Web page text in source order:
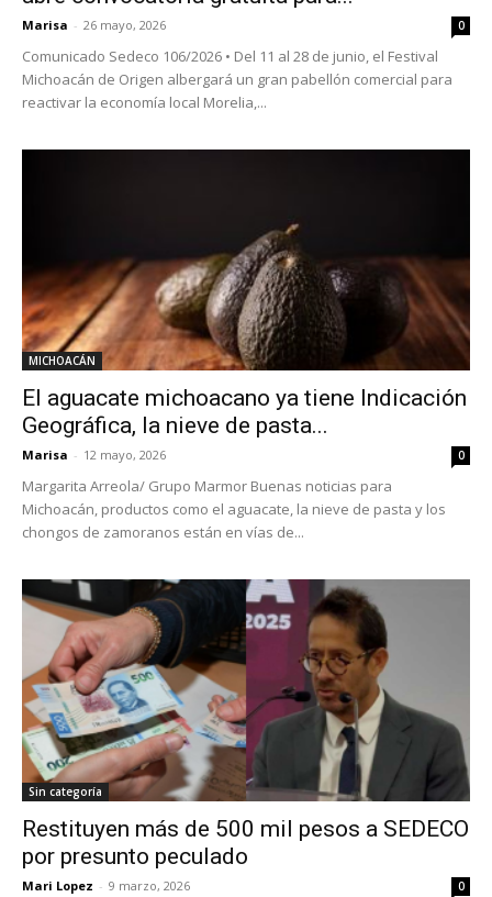
Marisa - 26 mayo, 2026 0
Comunicado Sedeco 106/2026 • Del 11 al 28 de junio, el Festival
Michoacán de Origen albergará un gran pabellón comercial para
reactivar la economía local Morelia,...
MICHOACÁN
El aguacate michoacano ya tiene Indicación
Geográfica, la nieve de pasta...
Marisa - 12 mayo, 2026 0
Margarita Arreola/ Grupo Marmor Buenas noticias para
Michoacán, productos como el aguacate, la nieve de pasta y los
chongos de zamoranos están en vías de...
Sin categoría
Restituyen más de 500 mil pesos a SEDECO
por presunto peculado
Mari Lopez - 9 marzo, 2026 0